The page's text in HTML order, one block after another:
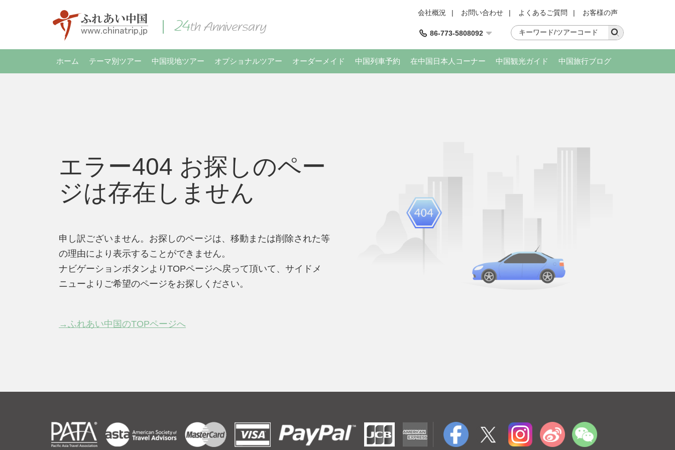
会社概況 | お問い合わせ | よくあるご質問 | お客様の声
86-773-5808092
ホーム テーマ別ツアー 中国現地ツアー オプショナルツアー オーダーメイド 中国列車予約 在中国日本人コーナー 中国観光ガイド 中国旅行ブログ
エラー404 お探しのペー
ジは存在しません
申し訳ございません。お探しのページは、移動または削除された等
の理由により表示することができません。
ナビゲーションボタンよりTOPページへ戻って頂いて、サイドメ
ニューよりご希望のページをお探しください。
→ふれあい中国のTOPページへ